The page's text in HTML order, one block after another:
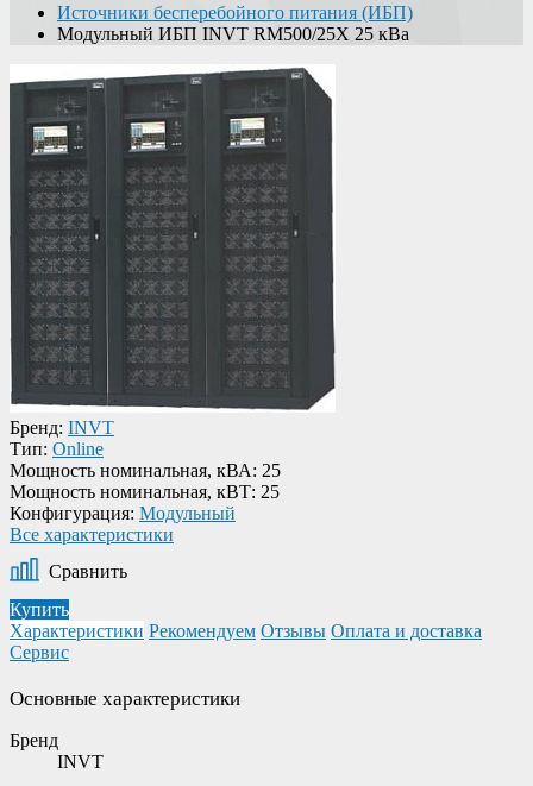
Источники бесперебойного питания (ИБП)
Модульный ИБП INVT RM500/25X 25 кВа
Бренд: INVT
Тип: Online
Мощность номинальная, кВА: 25
Мощность номинальная, кВТ: 25
Конфигурация: Модульный
Все характеристики
Сравнить
Купить
Характеристики Рекомендуем Отзывы Оплата и доставка
Сервис
Основные характеристики
Бренд
INVT